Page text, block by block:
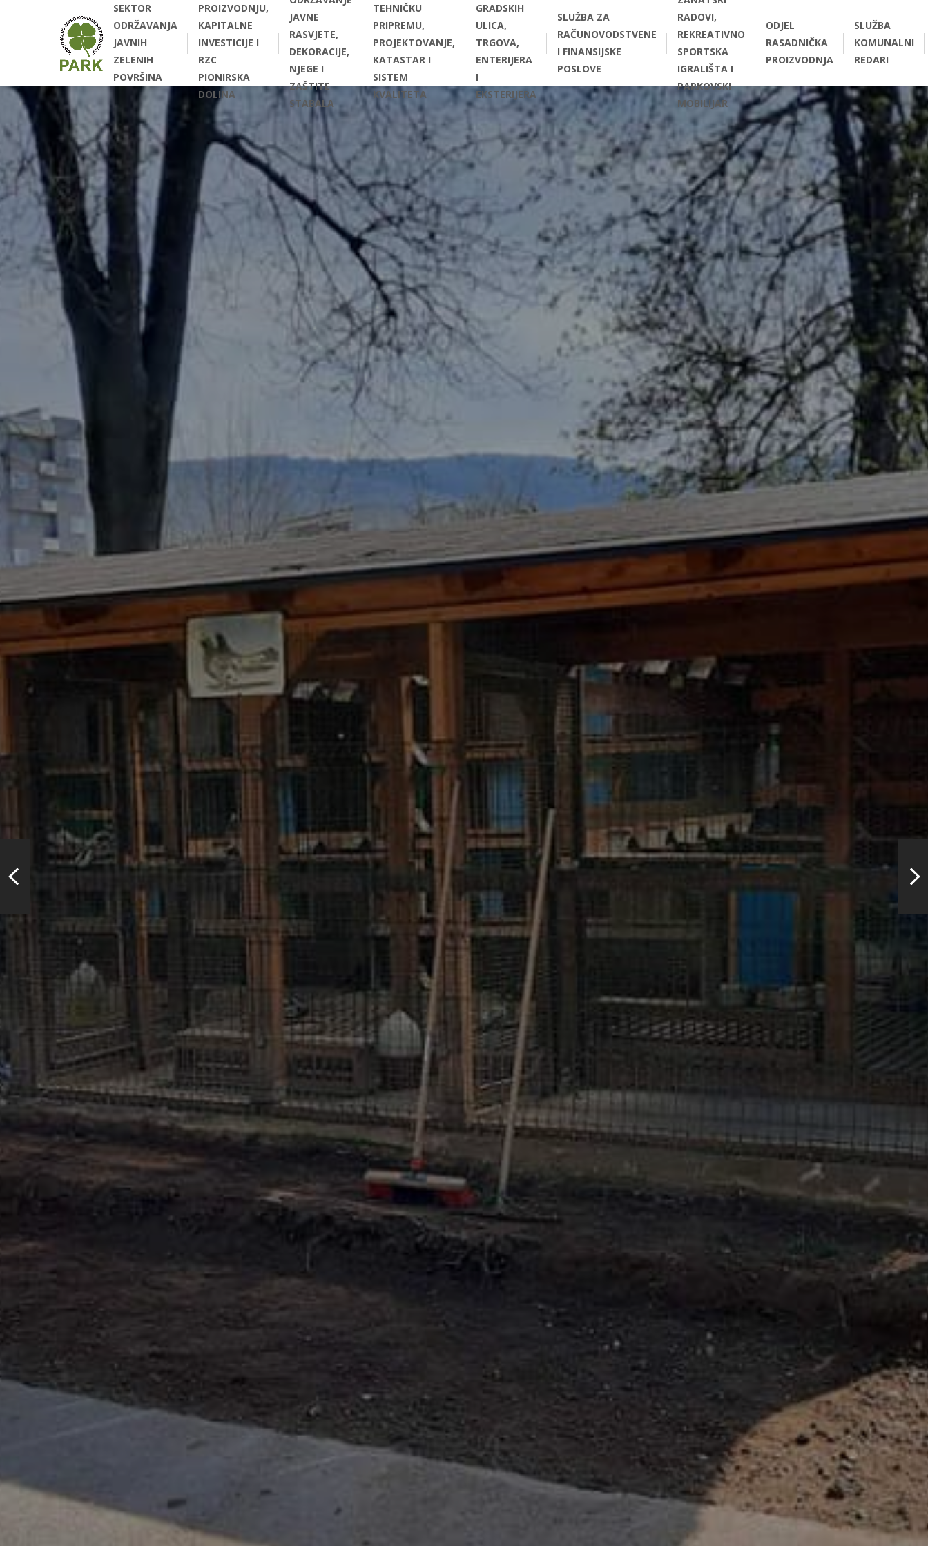
SEKTOR
ODRŽAVANJA
JAVNIH
ZELENIH
POVRŠINA
PROIZVODNJU,
KAPITALNE
INVESTICIJE I
RZC
PIONIRSKA
DOLINA
JAVNE
RASVJETE,
DEKORACIJE,
NJEGE I
ZAŠTITE
STABALA
TEHNIČKU
PRIPREMU,
PROJEKTOVANJE,
KATASTAR I
SISTEM
KVALITETA
GRADSKIH
ULICA,
TRGOVA,
ENTERIJERA
I
EKSTERIJERA
SLUŽBA ZA
RAČUNOVODSTVENE
I FINANSIJSKE
POSLOVE
RADOVI,
REKREATIVNO
SPORTSKA
IGRALIŠTA I
PARKOVSKI
MOBILIJAR
ODJEL
RASADNIČKA
PROIZVODNJA
SLUŽBA
KOMUNALNI
REDARI